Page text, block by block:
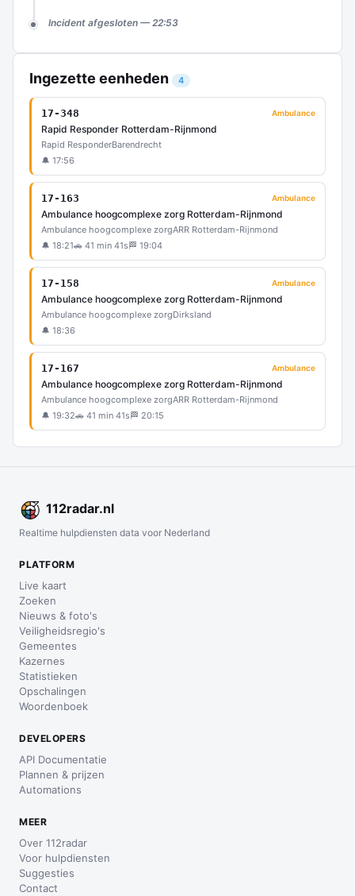
Incident afgesloten — 22:53
Ingezette eenheden 4
17-348 Ambulance
Rapid Responder Rotterdam-Rijnmond
Rapid ResponderBarendrecht
🔔 17:56
17-163 Ambulance
Ambulance hoogcomplexe zorg Rotterdam-Rijnmond
Ambulance hoogcomplexe zorgARR Rotterdam-Rijnmond
🔔 18:21🚗 41 min 41s 🏁 19:04
17-158 Ambulance
Ambulance hoogcomplexe zorg Rotterdam-Rijnmond
Ambulance hoogcomplexe zorgDirksland
🔔 18:36
17-167 Ambulance
Ambulance hoogcomplexe zorg Rotterdam-Rijnmond
Ambulance hoogcomplexe zorgARR Rotterdam-Rijnmond
🔔 19:32🚗 41 min 41s 🏁 20:15
112radar.nl
Realtime hulpdiensten data voor Nederland
PLATFORM
Live kaart
Zoeken
Nieuws & foto's
Veiligheidsregio's
Gemeentes
Kazernes
Statistieken
Opschalingen
Woordenboek
DEVELOPERS
API Documentatie
Plannen & prijzen
Automations
MEER
Over 112radar
Voor hulpdiensten
Suggesties
Contact